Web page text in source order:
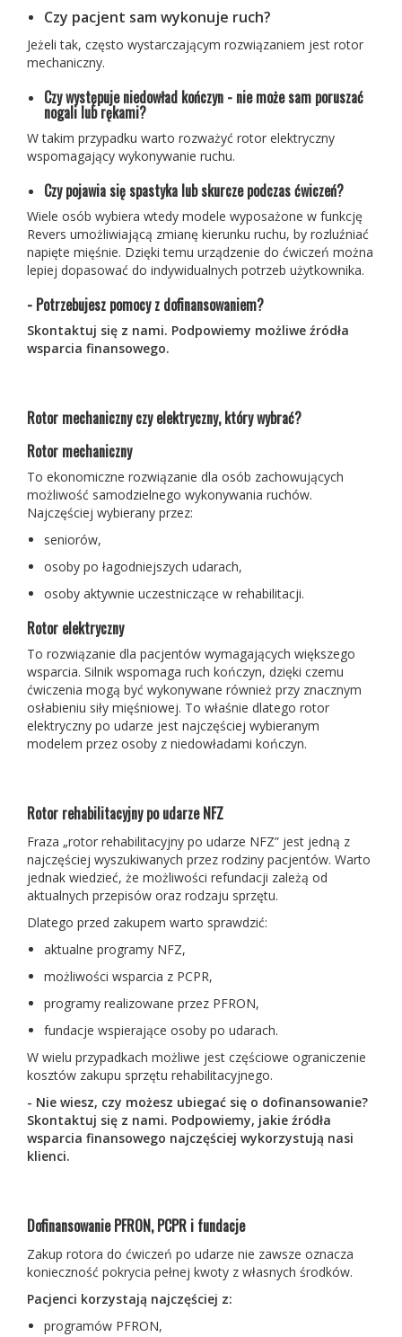
Czy pacjent sam wykonuje ruch?
Jeżeli tak, często wystarczającym rozwiązaniem jest rotor
mechaniczny.
Czy występuje niedowład kończyn - nie może sam poruszać
nogali lub rękami?
W takim przypadku warto rozważyć rotor elektryczny
wspomagający wykonywanie ruchu.
Czy pojawia się spastyka lub skurczepodczas ćwiczeń?
Wiele osób wybiera wtedy modele wyposażone w funkcję
Revers umożliwiającą zmianę kierunku ruchu, by rozluźniać
napięte mięśnie. Dzięki temu urządzenie do ćwiczeń można
lepiej dopasować do indywidualnych potrzeb użytkownika.
- Potrzebujesz pomocy z dofinansowaniem?
Skontaktuj się z nami. Podpowiemy możliwe źródła
wsparcia finansowego.
Rotor mechaniczny czy elektryczny,który wybrać?
Rotor mechaniczny
To ekonomiczne rozwiązanie dla osób zachowujących
możliwość samodzielnego wykonywania ruchów.
Najczęściej wybierany przez:
seniorów,
osoby po łagodniejszych udarach,
osoby aktywnie uczestniczące w rehabilitacji.
Rotor elektryczny
To rozwiązanie dla pacjentów wymagających większego
wsparcia. Silnik wspomaga ruch kończyn, dzięki czemu
ćwiczenia mogą być wykonywane również przy znacznym
osłabieniu siły mięśniowej. To właśnie dlatego rotor
elektryczny po udarze jest najczęściej wybieranym
modelem przez osoby z niedowładami kończyn.
Rotor rehabilitacyjny po udarze NFZ
Fraza „rotor rehabilitacyjny po udarze NFZ” jest jedną z
najczęściej wyszukiwanych przez rodziny pacjentów. Warto
jednak wiedzieć, że możliwości refundacji zależą od
aktualnych przepisów oraz rodzaju sprzętu.
Dlatego przed zakupem warto sprawdzić:
aktualne programy NFZ,
możliwości wsparcia z PCPR,
programy realizowane przez PFRON,
fundacje wspierające osoby po udarach.
W wielu przypadkach możliwe jest częściowe ograniczenie
kosztów zakupu sprzętu rehabilitacyjnego.
- Nie wiesz, czy możesz ubiegać się o dofinansowanie?
Skontaktuj się z nami. Podpowiemy, jakie źródła
wsparcia finansowego najczęściej wykorzystują nasi
klienci.
Dofinansowanie PFRON, PCPR i fundacje
Zakup rotora do ćwiczeń po udarze nie zawsze oznacza
konieczność pokrycia pełnej kwoty z własnych środków.
Pacjenci korzystają najczęściej z:
programów PFRON,